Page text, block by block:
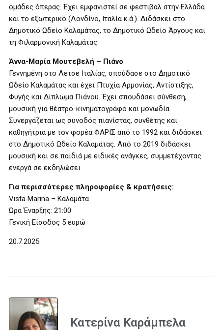
ομάδες όπερας. Έχει εμφανιστεί σε φεστιβάλ στην Ελλάδα
και το εξωτερικό (Λονδίνο, Ιταλία κ.ά.). Διδάσκει στο
Δημοτικό Ωδείο Καλαμάτας, το Δημοτικό Ωδείο Άργους και
τη Φιλαρμονική Καλαμάτας.
Άννα-Μαρία Μουτεβελή – Πιάνο
Γεννημένη στο Λέτσε Ιταλίας, σπούδασε στο Δημοτικό
Ωδείο Καλαμάτας και έχει Πτυχία Αρμονίας, Αντίστιξης,
Φυγής και Δίπλωμα Πιάνου. Έχει σπουδάσει σύνθεση,
μουσική για θέατρο-κινηματογράφο και μονωδία.
Συνεργάζεται ως συνοδός πιανίστας, συνθέτης και
καθηγήτρια με τον φορέα ΦΑΡΙΣ από το 1992 και διδάσκει
στο Δημοτικό Ωδείο Καλαμάτας. Από το 2019 διδάσκει
μουσική και σε παιδιά με ειδικές ανάγκες, συμμετέχοντας
ενεργά σε εκδηλώσει
Για περισσότερες πληροφορίες & κρατήσεις:
Vista Marina – Καλαμάτα
Ώρα Έναρξης: 21:00
Γενική Είσοδος 5 ευρώ
20.7.2025
Κατερίνα Καράμπελα